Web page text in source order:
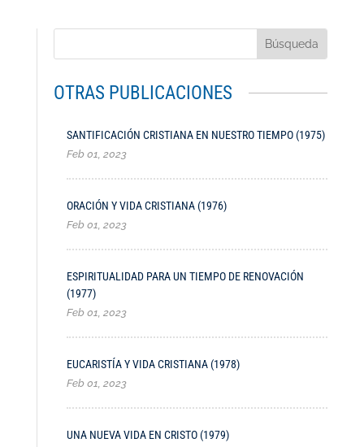
OTRAS PUBLICACIONES
SANTIFICACIÓN CRISTIANA EN NUESTRO TIEMPO (1975)
Feb 01, 2023
ORACIÓN Y VIDA CRISTIANA (1976)
Feb 01, 2023
ESPIRITUALIDAD PARA UN TIEMPO DE RENOVACIÓN
(1977)
Feb 01, 2023
EUCARISTÍA Y VIDA CRISTIANA (1978)
Feb 01, 2023
UNA NUEVA VIDA EN CRISTO (1979)